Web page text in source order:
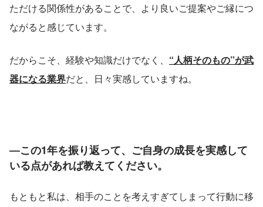
ただける関係性があることで、より良いご提案やご縁につ
ながると感じています。
だからこそ、経験や知識だけでなく、 “人柄そのもの”が武
器になる業界だと、日々実感していますね。
―この1年を振り返って、ご自身の成長を実感して
いる点があれば教えてください。
もともと私は、相手のことを考えすぎてしまって行動に移